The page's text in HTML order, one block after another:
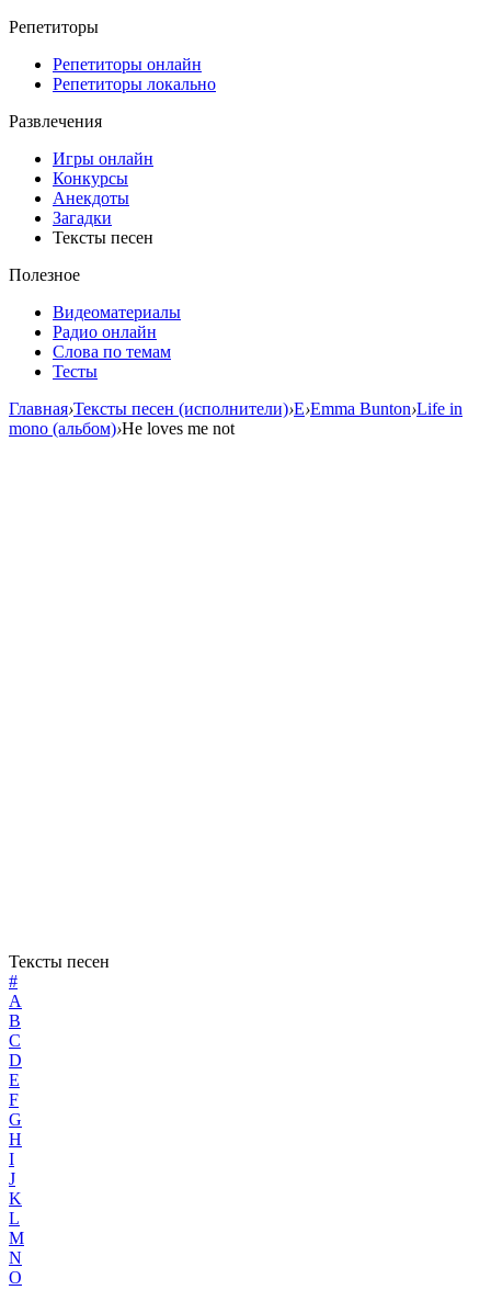
Репетиторы
Репетиторы онлайн
Репетиторы локально
Развлечения
Игры онлайн
Конкурсы
Анекдоты
Загадки
Тексты песен
Полезное
Видеоматериалы
Радио онлайн
Слова по темам
Тесты
Главная›Тексты песен (исполнители)›E›Emma Bunton›Life in
mono (альбом)›He loves me not
Тексты песен
#
A
B
C
D
E
F
G
H
I
J
K
L
M
N
O